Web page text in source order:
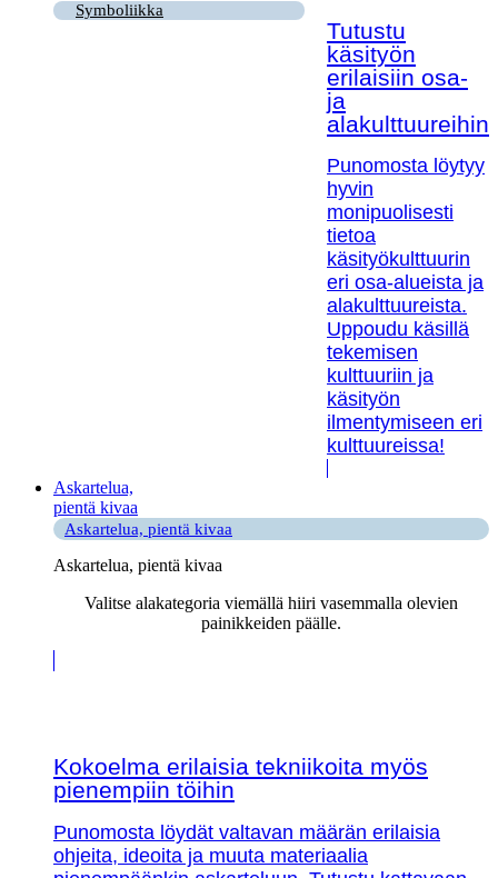
Symboliikka
Tutustu
käsityön
erilaisiin osa-
ja
alakulttuureihin!
Punomosta löytyy
hyvin
monipuolisesti
tietoa
käsityökulttuurin
eri osa-alueista ja
alakulttuureista.
Uppoudu käsillä
tekemisen
kulttuuriin ja
käsityön
ilmentymiseen eri
kulttuureissa!
Askartelua,
pientä kivaa
Askartelua, pientä kivaa
Askartelua, pientä kivaa
Valitse alakategoria viemällä hiiri vasemmalla olevien
painikkeiden päälle.
Kokoelma erilaisia tekniikoita myös
pienempiin töihin
Punomosta löydät valtavan määrän erilaisia
ohjeita, ideoita ja muuta materiaalia